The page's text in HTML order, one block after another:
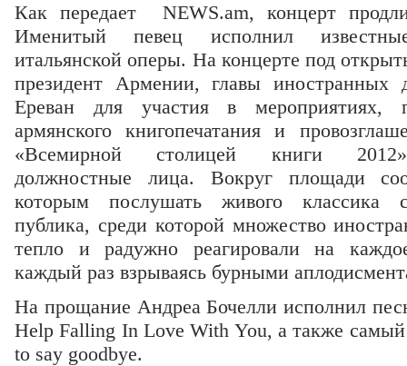
Как передает NEWS.am, концерт
Именитый певец исполнил
итальянской оперы. На концерте под
президент Армении, главы иностранных
Ереван для участия в мероприятиях,
армянского книгопечатания и
«Всемирной столицей книги 2012»,
должностные лица. Вокруг площади
которым послушать живого классика
публика, среди которой множество
тепло и радужно реагировали на
каждый раз взрываясь бурными
На прощание Андреа Бочелли исполнил
Help Falling In Love With You, а также
to say goodbye.